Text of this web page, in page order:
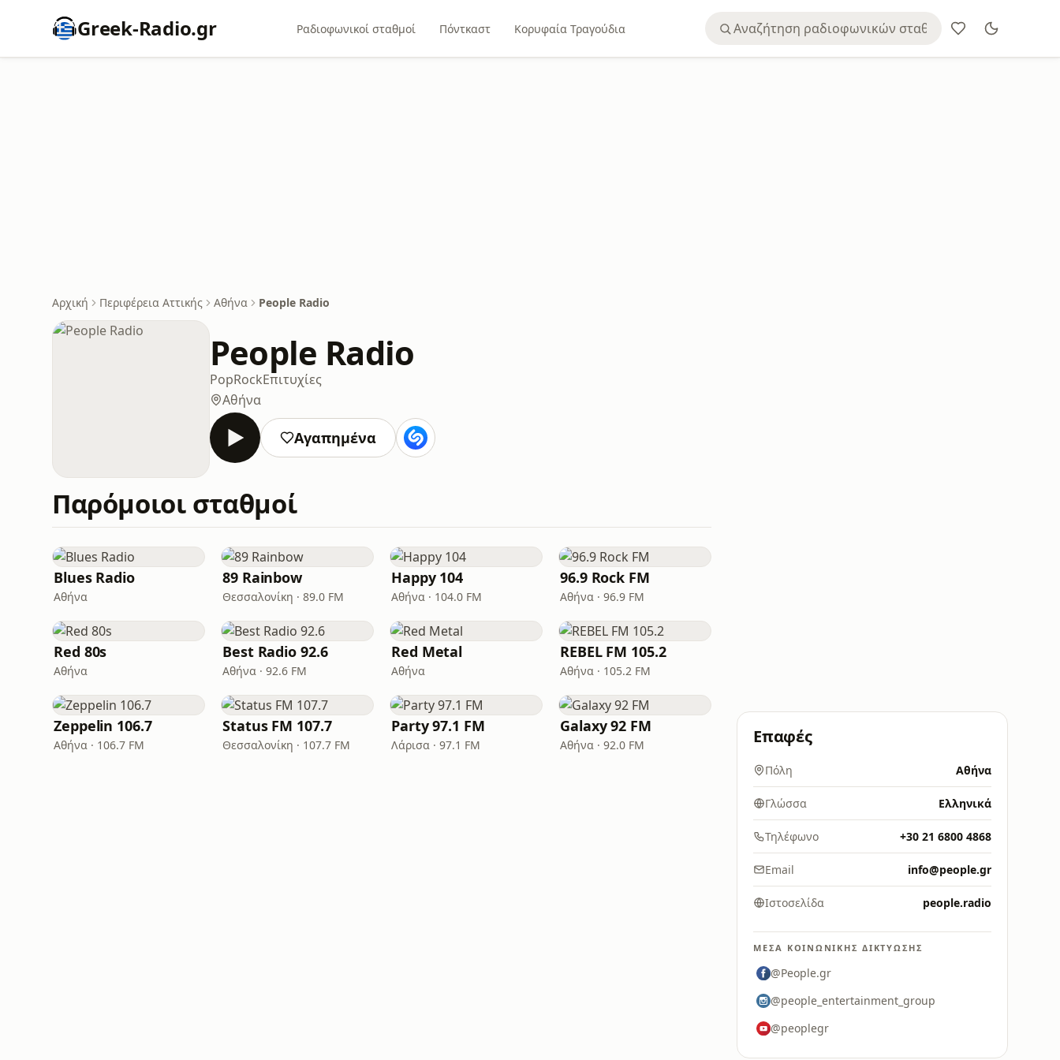
Greek-Radio.gr Ραδιοφωνικοί σταθμοί Πόντκαστ Κορυφαία Τραγούδια
Αρχική Περιφέρεια Αττικής Αθήνα People Radio
People Radio
PopRockΕπιτυχίες
Αθήνα
Αγαπημένα
Παρόμοιοι σταθμοί
Blues Radio
Αθήνα
89 Rainbow
Θεσσαλονίκη · 89.0 FM
Happy 104
Αθήνα · 104.0 FM
96.9 Rock FM
Αθήνα · 96.9 FM
Red 80s
Αθήνα
Best Radio 92.6
Αθήνα · 92.6 FM
Red Metal
Αθήνα
REBEL FM 105.2
Αθήνα · 105.2 FM
Zeppelin 106.7
Αθήνα · 106.7 FM
Status FM 107.7
Θεσσαλονίκη · 107.7 FM
Party 97.1 FM
Λάρισα · 97.1 FM
Galaxy 92 FM
Αθήνα · 92.0 FM Επαφές
Πόλη Αθήνα
Γλώσσα Ελληνικά
Τηλέφωνο +30 21 6800 4868
Email info@people.gr
Ιστοσελίδα people.radio
ΜΈΣΑ ΚΟΙΝΩΝΙΚΉΣ ΔΙΚΤΎΩΣΗΣ
@People.gr
@people_entertainment_group
@peoplegr